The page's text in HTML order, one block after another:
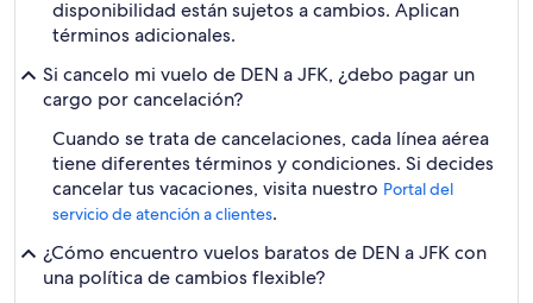
disponibilidad están sujetos a cambios. Aplican
términos adicionales.
Si cancelo mi vuelo de DEN a JFK, ¿debo pagar un
cargo por cancelación?
Cuando se trata de cancelaciones, cada línea aérea
tiene diferentes términos y condiciones. Si decides
cancelar tus vacaciones, visita nuestro Portal del
servicio de atención a clientes.
¿Cómo encuentro vuelos baratos de DEN a JFK con
una política de cambios flexible?